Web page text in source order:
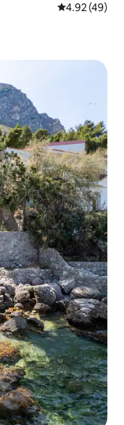
レビュー49
4.92 (49)